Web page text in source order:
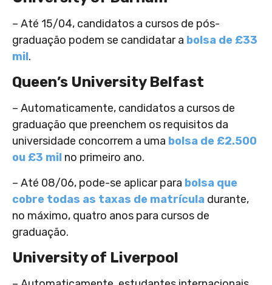
– Até 15/04, candidatos a cursos de pós-
graduação podem se candidatar a bolsa de £33
mil.
Queen’s University Belfast
– Automaticamente, candidatos a cursos de
graduação que preenchem os requisitos da
universidade concorrem a uma bolsa de £2.500
ou £3 mil no primeiro ano.
– Até 08/06, pode-se aplicar para bolsa que
cobre todas as taxas de matrícula durante,
no máximo, quatro anos para cursos de
graduação.
University of Liverpool